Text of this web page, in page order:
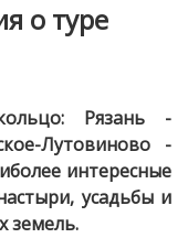
о туре
Рязань -
Лутовиново -
интересные
усадьбы и
земель.